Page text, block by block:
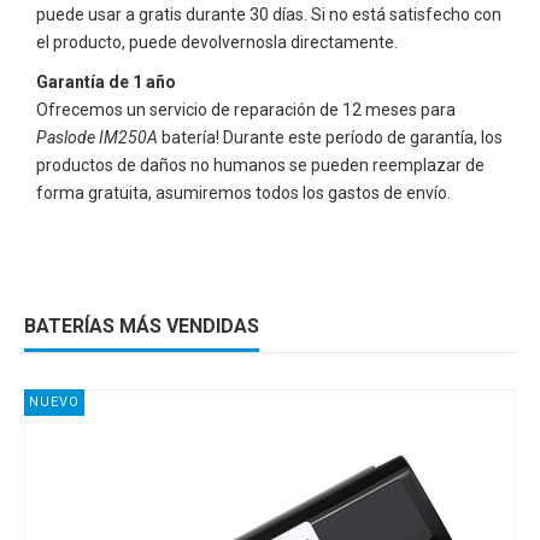
puede usar a gratis durante 30 días. Si no está satisfecho con
el producto, puede devolvernosla directamente.
Garantía de 1 año
Ofrecemos un servicio de reparación de 12 meses para
Paslode IM250A batería! Durante este período de garantía, los
productos de daños no humanos se pueden reemplazar de
forma gratuita, asumiremos todos los gastos de envío.
BATERÍAS MÁS VENDIDAS
NUEVO